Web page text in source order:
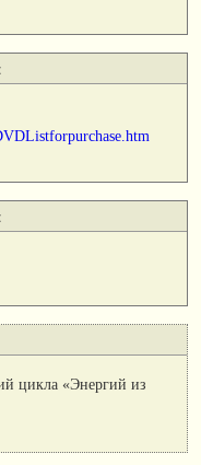
:
:
цикла «Энергий из